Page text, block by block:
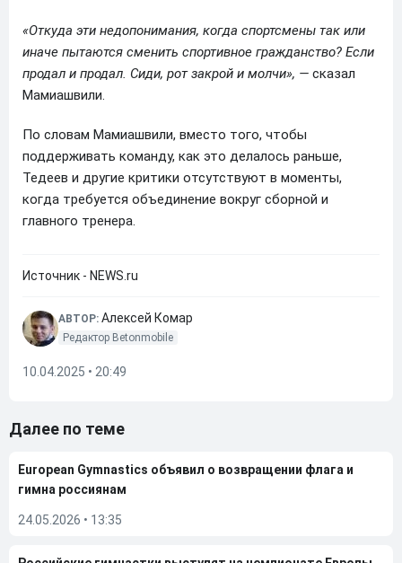
«Откуда эти недопонимания, когда спортсмены так или
иначе пытаются сменить спортивное гражданство? Если
продал и продал. Сиди, рот закрой и молчи», — сказал
Мамиашвили.
По словам Мамиашвили, вместо того, чтобы
поддерживать команду, как это делалось раньше,
Тедеев и другие критики отсутствуют в моменты,
когда требуется объединение вокруг сборной и
главного тренера.
Источник - NEWS.ru
АВТОР: Алексей Комар
Редактор Betonmobile
10.04.2025 • 20:49
Далее по теме
European Gymnastics объявил о возвращении флага и
гимна россиянам
24.05.2026 • 13:35